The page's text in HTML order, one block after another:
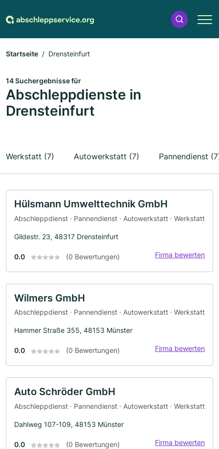
Startseite Drensteinfurt
14 Suchergebnisse für
Abschleppdienste in
Drensteinfurt
Werkstatt (7) Autowerkstatt (7) Pannendienst
Hülsmann Umwelttechnik GmbH
Abschleppdienst · Pannendienst · Autowerkstatt · Werkstatt
Gildestr. 23, 48317 Drensteinfurt
0.0 (0 Bewertungen) Firma bewerten
Wilmers GmbH
Abschleppdienst · Pannendienst · Autowerkstatt · Werkstatt
Hammer Straße 355, 48153 Münster
0.0 (0 Bewertungen) Firma bewerten
Auto Schröder GmbH
Abschleppdienst · Pannendienst · Autowerkstatt · Werkstatt
Dahlweg 107-109, 48153 Münster
0.0 (0 Bewertungen) Firma bewerten